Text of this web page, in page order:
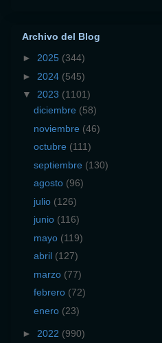
Archivo del Blog
► 2025 (344)
► 2024 (545)
▼ 2023 (1101)
diciembre (58)
noviembre (46)
octubre (111)
septiembre (130)
agosto (96)
julio (126)
junio (116)
mayo (119)
abril (127)
marzo (77)
febrero (72)
enero (23)
► 2022 (990)